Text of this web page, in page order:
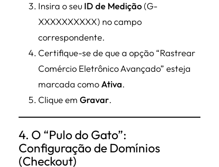
Insira o seu ID de Medição (G-
XXXXXXXXXX) no campo
correspondente.
Certifique-se de que a opção “Rastrear
Comércio Eletrônico Avançado” esteja
marcada comoAtiva.
Clique em Gravar.
4. O “Pulo do Gato”:
Configuração de Domínios
(Checkout)